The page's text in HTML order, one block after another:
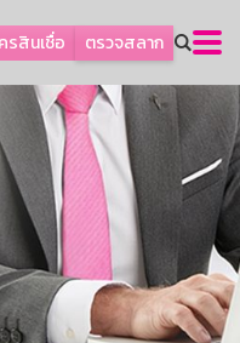
รสินเชื่อ ตรวจสลาก